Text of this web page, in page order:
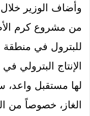
وأضاف الوزير خلال
من مشروع كرم
للبترول في منطقة
الإنتاج البترولي
لها مستقبل واعد،
الغاز، خصوصاً من